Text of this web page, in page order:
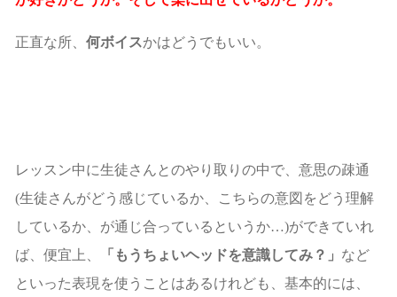
正直な所、 何ボイスかはどうでもいい。
レッスン中に生徒さんとのやり取りの中で、意思の疎通
(生徒さんがどう感じているか、こちらの意図をどう理解
しているか、が通じ合っているというか…)ができていれ
ば、便宜上、
「もうちょいヘッドを意識してみ？」 など
といった表現を使うことはあるけれども、基本的には、